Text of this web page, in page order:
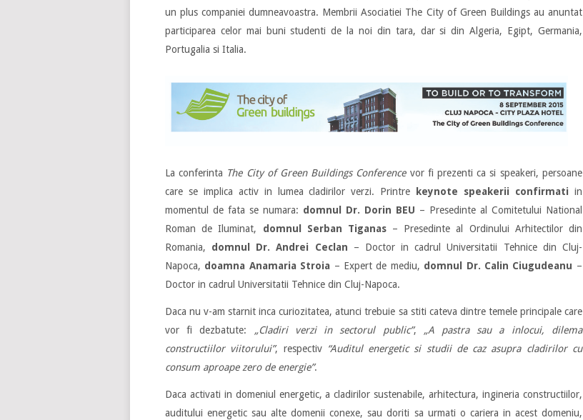
un plus companiei dumneavoastra. Membrii Asociatiei The City of Green Buildings au anuntat
participarea celor mai buni studenti de la noi din tara, dar si din Algeria, Egipt, Germania,
Portugalia si Italia.
La conferinta The City of Green Buildings Conferencevor fi prezenti ca si speakeri, persoane
care se implica activ in lumea cladirilor verzi. Printre keynote speakerii confirmati in
momentul de fata se numara: domnul Dr. Dorin BEU – Presedinte al Comitetului National
Roman de Iluminat, domnul Serban Tiganas– Presedinte al Ordinului Arhitectilor din
Romania, domnul Dr. Andrei Ceclan – Doctor in cadrul Universitatii Tehnice din Cluj-
Napoca, doamna Anamaria Stroia – Expert de mediu, domnul Dr. Calin Ciugudeanu –
Doctor in cadrul Universitatii Tehnice din Cluj-Napoca.
Daca nu v-am starnit inca curiozitatea, atunci trebuie sa stiti cateva dintre temele principale care
vor fi dezbatute: „Cladiri verzi in sectorul public”, „A pastra sau a inlocui, dilema
constructiilor viitorului”, respectiv “Auditul energetic si studii de caz asupra cladirilor cu
consum aproape zero de energie”.
Daca activati in domeniul energetic, a cladirilor sustenabile, arhitectura, ingineria constructiilor,
auditului energetic sau alte domenii conexe, sau doriti sa urmati o cariera in acest domeniu,